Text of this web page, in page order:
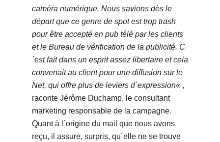
caméra numérique. Nous savions dès le
départ que ce genre de spot est trop trash
pour être accepté en pub télé par les clients
et le Bureau de vérification de la publicité. C
´est fait dans un esprit assez libertaire et cela
convenait au client pour une diffusion sur le
Net, qui offre plus de leviers d´expression« ,
raconte Jérôme Duchamp, le consultant
marketing responsable de la campagne.
Quant à l´origine du mail que nous avons
reçu, il assure, surpris, qu´elle ne se trouve